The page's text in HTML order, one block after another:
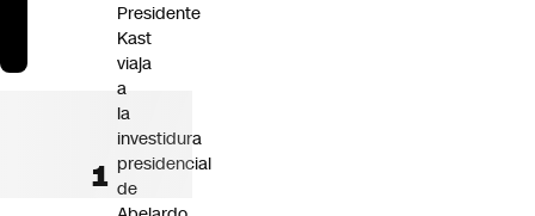
Presidente
Kast
viaja
a
la
investidura
presidencial
de